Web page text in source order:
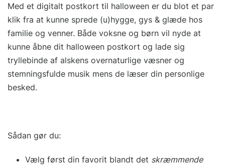
Med et digitalt postkort til halloween er du blot et par
klik fra at kunne sprede (u)hygge, gys & glæde hos
familie og venner. Både voksne og børn vil nyde at
kunne åbne dit halloween postkort og lade sig
tryllebinde af alskens overnaturlige væsner og
stemningsfulde musik mens de læser din personlige
besked.
Sådan gør du:
Vælg først din favorit blandt det skræmmende